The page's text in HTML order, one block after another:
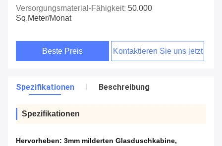
Versorgungsmaterial-Fähigkeit: 50.000
Sq.meter/Monat
Beste Preis Kontaktieren Sie uns jetzt
Spezifikationen Beschreibung
Spezifikationen
Hervorheben: 3mm milderten Glasduschkabine,